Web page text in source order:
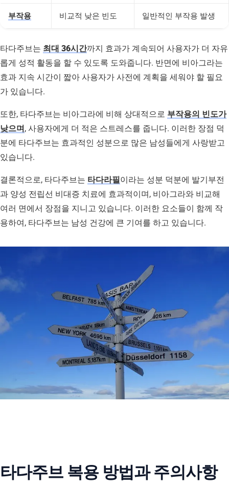
부작용 비교적 낮은 빈도 일반적인 부작용 발생
타다주브는 최대 36시간까지 효과가 계속되어 사용자가 더 자유
롭게 성적 활동을 할 수 있도록 도와줍니다. 반면에 비아그라는
효과 지속 시간이 짧아 사용자가 사전에 계획을 세워야 할 필요
가 있습니다.
또한, 타다주브는 비아그라에 비해 상대적으로 부작용의 빈도가
낮으며 , 사용자에게 더 적은 스트레스를 줍니다. 이러한 장점 덕
분에 타다주브는 효과적인 성분으로 많은 남성들에게 사랑받고
있습니다.
결론적으로, 타다주브는 타다라필이라는 성분 덕분에 발기부전
과 양성 전립선 비대증 치료에 효과적이며, 비아그라와 비교해
여러 면에서 장점을 지니고 있습니다. 이러한 요소들이 함께 작
용하여, 타다주브는 남성 건강에 큰 기여를 하고 있습니다.
타다주브 복용 방법과 주의사항